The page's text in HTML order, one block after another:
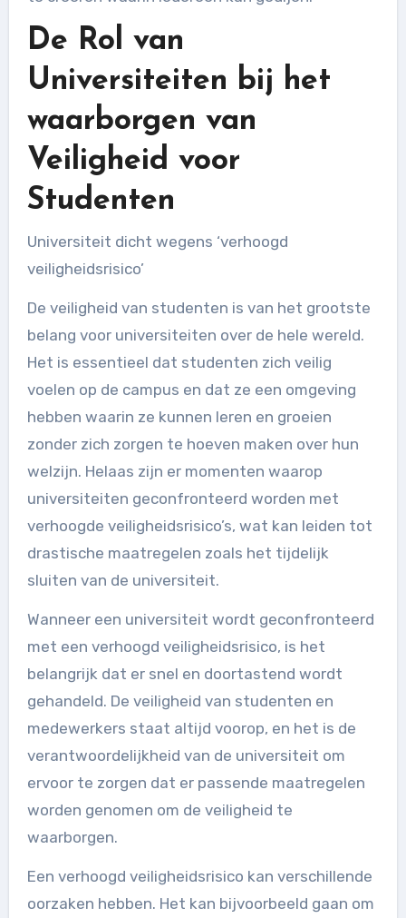
De Rol van
Universiteiten bij het
waarborgen van
Veiligheid voor
Studenten
Universiteit dicht wegens ‘verhoogd
veiligheidsrisico’
De veiligheid van studenten is van het grootste
belang voor universiteiten over de hele wereld.
Het is essentieel dat studenten zich veilig
voelen op de campus en dat ze een omgeving
hebben waarin ze kunnen leren en groeien
zonder zich zorgen te hoeven maken over hun
welzijn. Helaas zijn er momenten waarop
universiteiten geconfronteerd worden met
verhoogde veiligheidsrisico’s, wat kan leiden tot
drastische maatregelen zoals het tijdelijk
sluiten van de universiteit.
Wanneer een universiteit wordt geconfronteerd
met een verhoogd veiligheidsrisico, is het
belangrijk dat er snel en doortastend wordt
gehandeld. De veiligheid van studenten en
medewerkers staat altijd voorop, en het is de
verantwoordelijkheid van de universiteit om
ervoor te zorgen dat er passende maatregelen
worden genomen om de veiligheid te
waarborgen.
Een verhoogd veiligheidsrisico kan verschillende
oorzaken hebben. Het kan bijvoorbeeld gaan om